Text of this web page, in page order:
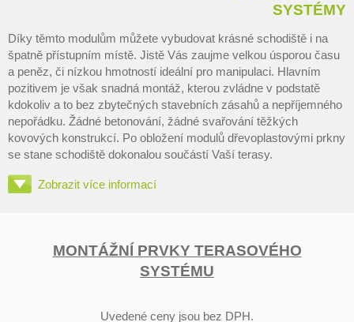
SYSTÉMY
Díky těmto modulům můžete vybudovat krásné schodiště i na
špatně přístupním místě. Jistě Vás zaujme velkou úsporou času
a peněz, či nízkou hmotností ideální pro manipulaci. Hlavním
pozitivem je však snadná montáž, kterou zvládne v podstatě
kdokoliv a to bez zbytečných stavebních zásahů a nepříjemného
nepořádku. Žádné betonování, žádné svařování těžkých
kovových konstrukcí. Po obložení modulů dřevoplastovými prkny
se stane schodiště dokonalou součástí Vaší terasy.
Zobrazit více informací
MONTÁŽNÍ PRVKY TERASOVÉHO
SYSTÉMU
Uvedené ceny jsou bez DPH.